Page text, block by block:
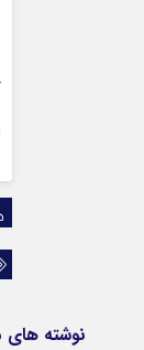
نوشته های